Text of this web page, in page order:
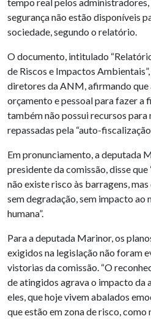
segurança não estão disponíveis
sociedade, segundo o relatório.
O documento, intitulado
de Riscos e Impactos
diretores da ANM, afirmando que
orçamento e pessoal para fazer a
também não possui recursos
repassadas pela “auto-
Em pronunciamento, a deputada
presidente da comissão, disse
não existe risco às barragens,
sem degradação, sem impacto ao
humana”.
Para a deputada Marinor, os
exigidos na legislação não foram
vistorias da comissão. “O
de atingidos agrava o impacto da
eles, que hoje vivem abalados
que estão em zona de risco,